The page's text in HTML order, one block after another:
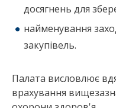
досягнень для
найменування
закупівель.
Палата висловлює
врахування